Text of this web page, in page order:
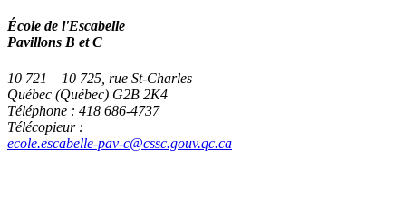
École de l'Escabelle
Pavillons B et C
10 721 – 10 725, rue St-Charles
Québec (Québec) G2B 2K4
Téléphone : 418 686-4737
Télécopieur :
ecole.escabelle-pav-c@cssc.gouv.qc.ca